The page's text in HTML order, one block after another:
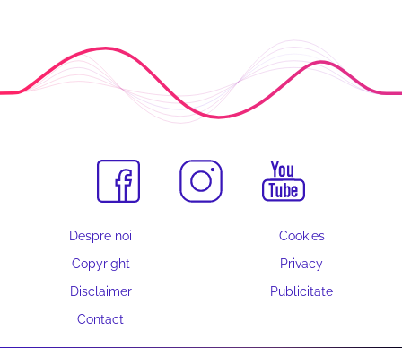
Despre noi
Cookies
Copyright
Privacy
Disclaimer
Publicitate
Contact